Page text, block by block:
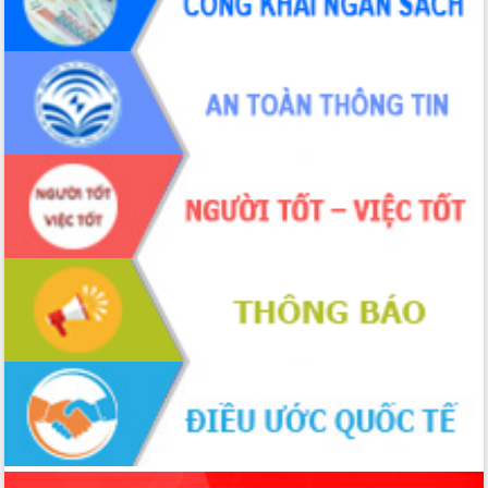
ứng để giữ vững thị trường xuất khẩu
Diễn đàn Kinh tế tư nhân Việt Nam đột
phá cơ chế - Hợp tác công tư
Đề án 06 tạo bước ngoặt đột phá trong
cải cách hành chính tỉnh Đắk Lắk
Kết nối tour, đẩy mạnh chuyển đổi số
để phát triển du lịch Đắk Lắk
Khởi động Dự án Đầu tư xây dựng hạ
tầng kỹ thuật Cụm công nghiệp Tân
Tiến
Gặp mặt các cơ quan báo chí nhân Kỷ
niệm 101 năm Ngày Báo chí Cách
mạng Việt Nam
Đắk Lắk sơ kết 4 năm triển khai thực
hiện Đề án 06 của Chính phủ
Họp báo thông tin về Hội nghị Công bố
Quy hoạch và Xúc tiến đầu tư tỉnh Đắk
Lắk
Khơi thông điểm nghẽn, đẩy nhanh
giải ngân vốn khắc phục thiên tai